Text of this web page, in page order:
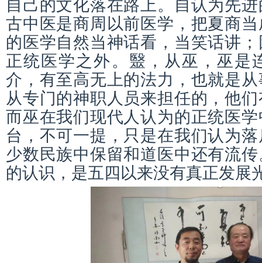
古中医是商周以前医学，把夏商
的医学自然当神话看，当笑话讲
正统医学之外。毉，从巫，巫是
介，有至高无上的法力，也就是
从专门的神职人员来担任的，他
而巫在我们现代人认为的正统医
台，不可一提，只是在我们认为
少数民族中保留和道医中还有流
的认识，是五四以来没有真正发展